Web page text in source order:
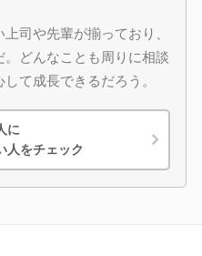
司や先輩が揃っており、
どんなことも周りに相談
て成長できるだろう。
に
人をチェック